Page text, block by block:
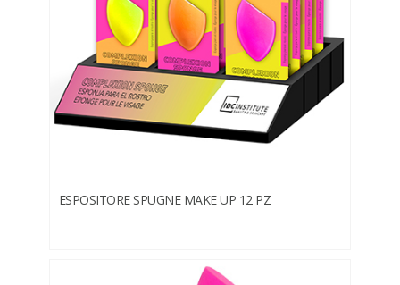
ESPOSITORE SPUGNE MAKE UP 12 PZ